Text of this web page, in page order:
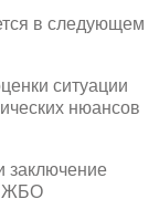
в следующем
ситуации
нюансов
заключение
ЖБО